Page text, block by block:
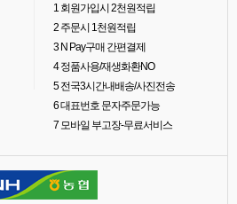
1회원가입시 2천원적립
2주문시 1천원적립
3N Pay구매 간편결제
4정품사용/재생화환NO
5전국3시간내배송/사진전송
6대표번호 문자주문가능
7모바일 부고장-무료서비스